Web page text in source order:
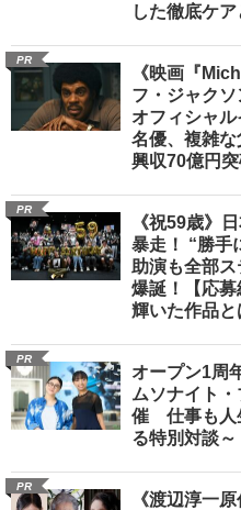
した徹底ケア
PR
《映画『
フ・ジャク
オフィシャ
名優、複雑
興収70億円突
PR
《祝59歳》
暴走！ “勝手
助演も全部ス
爆誕！【応
輝いた作品と
PR
オープン1周
ムソナイト
催 仕事も人
る特別対談～
PR
《渡辺淳一